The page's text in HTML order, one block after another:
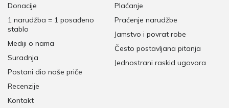
Donacije
1 narudžba = 1 posađeno
stablo
Mediji o nama
Suradnja
Postani dio naše priče
Recenzije
Kontakt
Plaćanje
Praćenje narudžbe
Jamstvo i povrat robe
Često postavljana pitanja
Jednostrani raskid ugovora